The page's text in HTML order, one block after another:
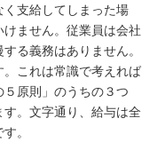
支給してしまった場
ません。従業員は会社
る義務はありません。
これは常識で考えれば
原則」のうちの３つ
。文字通り、給与は全
。